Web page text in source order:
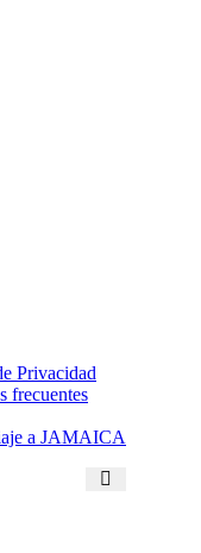
Privacidad
frecuentes
a JAMAICA